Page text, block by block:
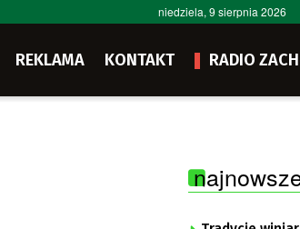
niedziela, 9 sierpnia 2026
REKLAMA KONTAKT RADIO